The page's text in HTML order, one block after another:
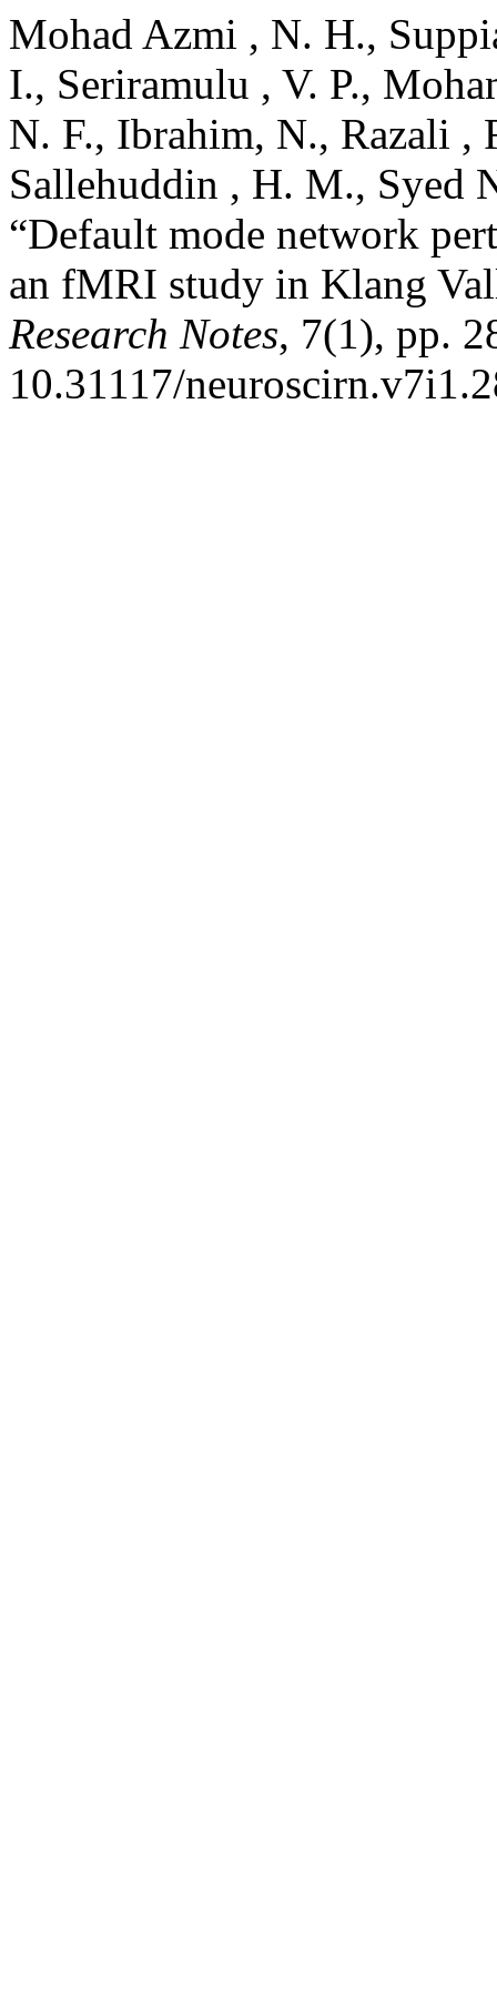
Mohad Azmi , N. H.,
I., Seriramulu , V. P.,
N. F., Ibrahim, N., Razali ,
Sallehuddin , H. M., Syed
“Default mode network
an fMRI study in Klang
Research Notes, 7(1), pp.
10.31117/